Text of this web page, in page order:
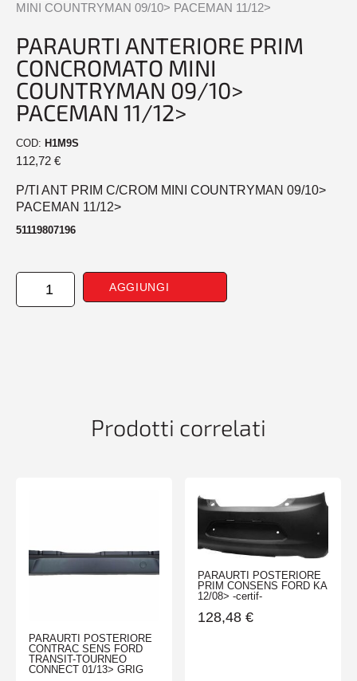
MINI COUNTRYMAN 09/10> PACEMAN 11/12>
PARAURTI ANTERIORE PRIM
CONCROMATO MINI
COUNTRYMAN 09/10>
PACEMAN 11/12>
COD: H1M9S
112,72 €
P/TI ANT PRIM C/CROM MINI COUNTRYMAN 09/10>
PACEMAN 11/12>
51119807196
PARAURTI
ANTERIORE
AGGIUNGI
Prodotti correlati
PARAURTI POSTERIORE
CONTRAC SENS FORD
TRANSIT-TOURNEO
CONNECT 01/13> GRIG
PARAURTI POSTERIORE
PRIM CONSENS FORD KA
12/08> -certif-
128,48 €